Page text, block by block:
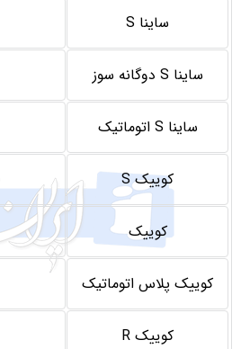
ساینا S
ساینا S دوگانه سوز
ساینا S اتوماتیک
کوییک S
کوییک
کوییک پلاس اتوماتیک
کوییک R